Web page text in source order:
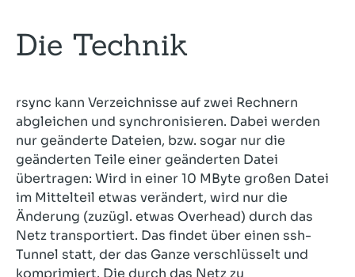
Die Technik
rsync kann Verzeichnisse auf zwei Rechnern
abgleichen und synchronisieren. Dabei werden
nur geänderte Dateien, bzw. sogar nur die
geänderten Teile einer geänderten Datei
übertragen: Wird in einer 10 MByte großen Datei
im Mittelteil etwas verändert, wird nur die
Änderung (zuzügl. etwas Overhead) durch das
Netz transportiert. Das findet über einen ssh-
Tunnel statt, der das Ganze verschlüsselt und
komprimiert. Die durch das Netz zu